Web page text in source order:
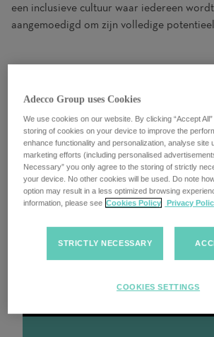
een inclusieve cultuur waar iedereen wordt
aangemoedigd om zijn volledige
Adecco Group uses Cookies
We use cookies on our website. By clicking “Accept
storing of cookies on your device to improve the
enhance functionality and personalization, analyse site
marketing efforts (including personalised
Necessary” you only agree to the storing of strictly
your device. No other cookies will be used. Do note
option may result in a less optimized browsing
information, please see Cookies Policy Privacy
STRICTLY NECESSARY
COOKIES SETTINGS